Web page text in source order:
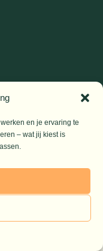
en je ervaring te
– wat jij kiest is
de Jong,